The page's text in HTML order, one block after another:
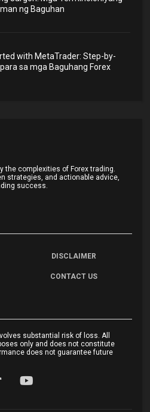
ng Baguhan
with MetaTrader: Step-by-
sa mga Baguhang Forex
the complexities of Forex trading.
strategies, and actionable advice,
success.
DISCLAIMER
CONTACT US
substantial risk of loss. All
only and does not constitute
does not guarantee future